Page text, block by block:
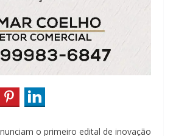
o primeiro edital de inovação